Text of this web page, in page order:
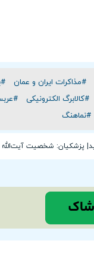
#مذاکرات ایران و عمان
#کالابرگ الکترونیکی
#نماهنگ